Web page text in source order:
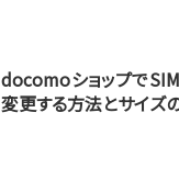
docomoショップで
変更する方法とサイズ